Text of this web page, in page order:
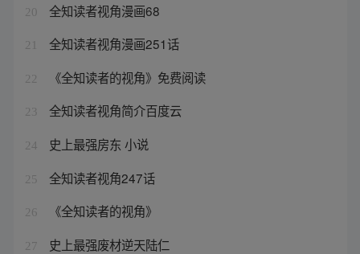
20 全知读者视角漫画68
21 全知读者视角漫画251话
22 《全知读者的视角》免费阅读
23 全知读者视角简介百度云
24 史上最强房东 小说
25 全知读者视角247话
26 《全知读者的视角》
27 史上最强废材逆天陆仁